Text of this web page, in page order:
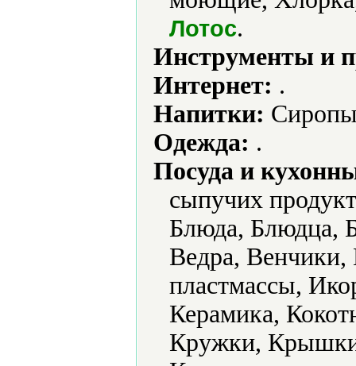
Лотос.
Инструменты и
Интернет: .
Напитки:
Одежда: .
Посуда и
сыпучих
Блюда, Блюдца,
Ведра,
пластмассы,
Керамика,
Кружки, Крышки